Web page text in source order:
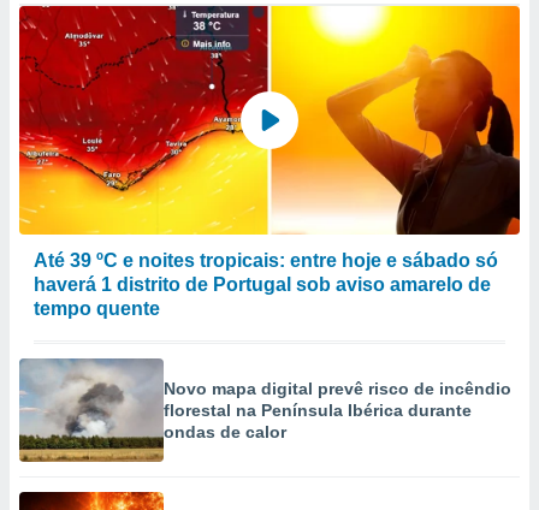
ou opor-
qualquer
em “
na
ou aceder
num
para
Até 39 ºC e noites tropicais: entre hoje e sábado só
haverá 1 distrito de Portugal sob aviso amarelo de
tempo quente
Novo mapa digital prevê risco de incêndio
florestal na Península Ibérica durante
ondas de calor